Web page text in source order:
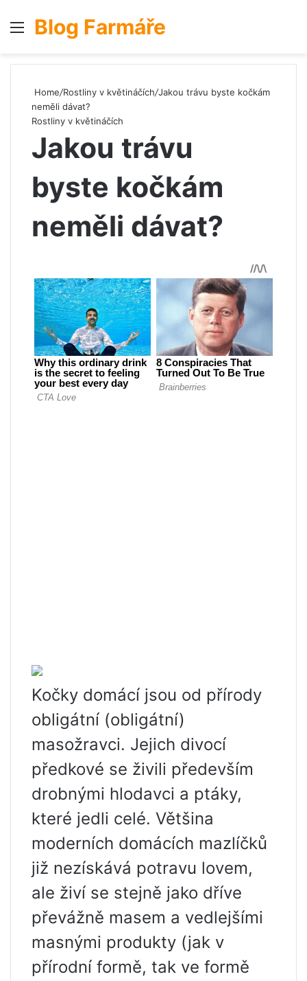
Menu
Blog Farmáře
Home/Rostliny v květináčích/Jakou trávu byste kočkám
neměli dávat?
Rostliny v květináčích
Jakou trávu
byste kočkám
neměli dávat?
Kočky domácí jsou od přírody
obligátní (obligátní)
masožravci. Jejich divocí
předkové se živili především
drobnými hlodavci a ptáky,
které jedli celé. Většina
moderních domácích mazlíčků
již nezískává potravu lovem,
ale živí se stejně jako dříve
převážně masem a vedlejšími
masnými produkty (jak v
přírodní formě, tak ve formě